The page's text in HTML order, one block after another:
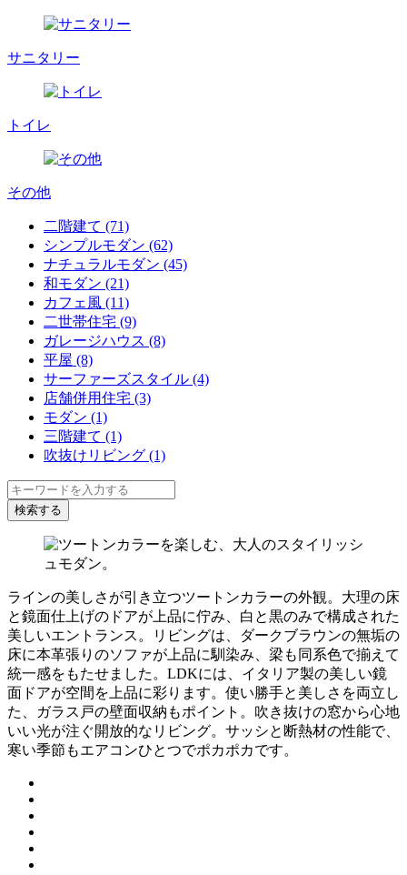
サニタリー
トイレ
その他
二階建て (71)
シンプルモダン (62)
ナチュラルモダン (45)
和モダン (21)
カフェ風 (11)
二世帯住宅 (9)
ガレージハウス (8)
平屋 (8)
サーファーズスタイル (4)
店舗併用住宅 (3)
モダン (1)
三階建て (1)
吹抜けリビング (1)
ラインの美しさが引き立つツートンカラーの外観。大理の床
と鏡面仕上げのドアが上品に佇み、白と黒のみで構成された
美しいエントランス。リビングは、ダークブラウンの無垢の
床に本革張りのソファが上品に馴染み、梁も同系色で揃えて
統一感をもたせました。LDKには、イタリア製の美しい鏡
面ドアが空間を上品に彩ります。使い勝手と美しさを両立し
た、ガラス戸の壁面収納もポイント。吹き抜けの窓から心地
いい光が注ぐ開放的なリビング。サッシと断熱材の性能で、
寒い季節もエアコンひとつでポカポカです。